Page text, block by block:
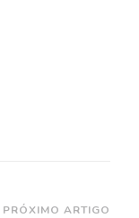
PRÓXIMO ARTIGO